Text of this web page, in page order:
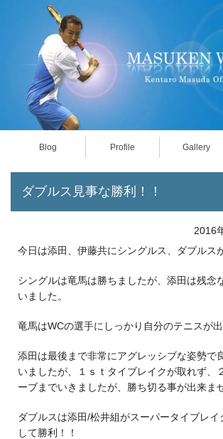
Blog Profile Gallery
ダブルス見事な勝利！！
2016
今日は添田、伊藤共にシングルス、ダブルス
シングルは竜馬は勝ちましたが、添田は残念
いました。
竜馬はWCの選手にしっかり自分のテニスが出
添田は最後まで非常にアグレッシブな姿勢で
いましたが、１ｓｔタイブレイクが取れず、
ーブまでいきましたが、勝ち切る事が出来ま
ダブルスは添田/松井組がスーパータイブレイ
して勝利！！